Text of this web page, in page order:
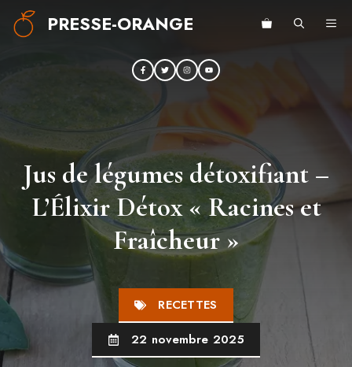
Aller
PRESSE-ORANGE
Jus de légumes détoxifiant –
L’Élixir Détox « Racines et
Fraîcheur »
RECETTES
22 novembre 2025